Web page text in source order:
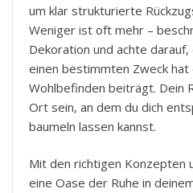
um klar strukturierte
Weniger ist oft mehr –
Dekoration und achte
einen bestimmten Zweck
Wohlbefinden beiträgt. Dein
Ort sein, an dem du dich
baumeln lassen kannst.
Mit den richtigen Konzepten
eine Oase der Ruhe in